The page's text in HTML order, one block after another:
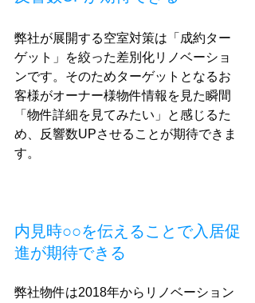
弊社が展開する空室対策は「成約ター
ゲット」を絞った差別化リノベーショ
ンです。そのためターゲットとなるお
客様がオーナー様物件情報を見た瞬間
「物件詳細を見てみたい」と感じるた
め、反響数UPさせることが期待できま
す。
内見時○○を伝えることで入居促
進が期待できる
弊社物件は2018年からリノベーション